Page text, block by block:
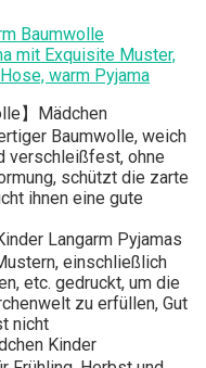
Baumwolle
mit Exquisite Muster,
warm Pyjama
】Mädchen
Baumwolle, weich
verschleißfest, ohne
schützt die zarte
ihnen eine gute
Langarm Pyjamas
einschließlich
etc. gedruckt, um die
zu erfüllen, Gut
nicht
Kinder